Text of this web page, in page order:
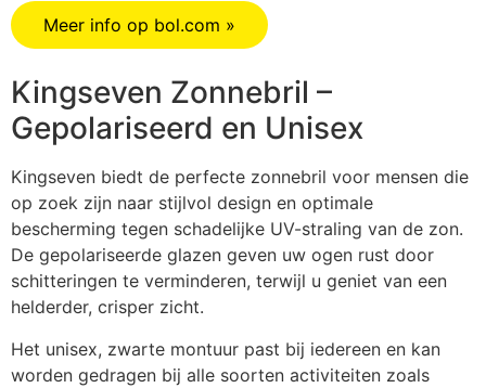
Meer info op bol.com »
Kingseven Zonnebril –
Gepolariseerd en Unisex
Kingseven biedt de perfecte zonnebril voor mensen die
op zoek zijn naar stijlvol design en optimale
bescherming tegen schadelijke UV-straling van de zon.
De gepolariseerde glazen geven uw ogen rust door
schitteringen te verminderen, terwijl u geniet van een
helderder, crisper zicht.
Het unisex, zwarte montuur past bij iedereen en kan
worden gedragen bij alle soorten activiteiten zoals